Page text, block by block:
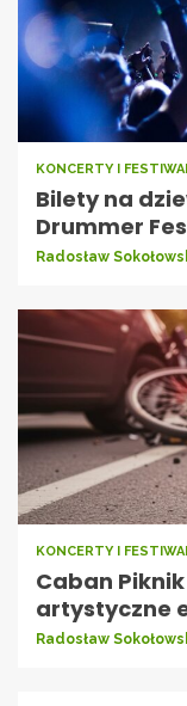
KONCERTY I
Bilety na
Drummer
Radosław
KONCERTY I
Caban
artystyczne
Radosław